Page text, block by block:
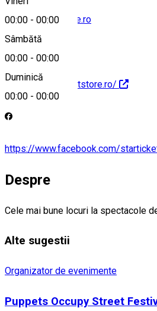
00:00 - 00:00
Sâmbătă
00:00 - 00:00
Duminică
00:00 - 00:00
office@ticketstore.ro
https://www.ticketstore.ro/
https://www.facebook.com/
Despre
Cele mai bune locuri la spectacole
Alte sugestii
Organizator de evenimente
Puppets Occupy Street